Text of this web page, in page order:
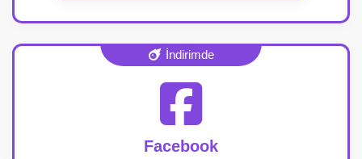
İndirimde
Facebook